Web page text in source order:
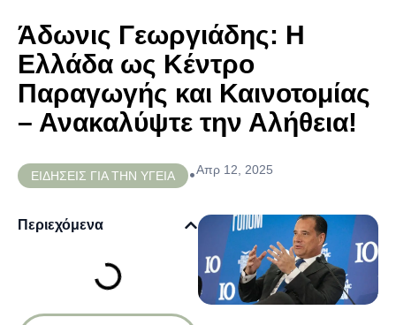
Άδωνις Γεωργιάδης: Η
Ελλάδα ως Κέντρο
Παραγωγής και Καινοτομίας
– Ανακαλύψτε την Αλήθεια!
ΕΙΔΗΣΕΙΣ ΓΙΑ ΤΗΝ ΥΓΕΙΑ •Απρ 12, 2025
Περιεχόμενα